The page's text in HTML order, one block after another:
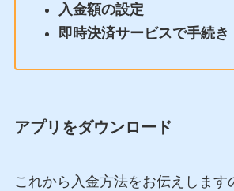
入金額の設定
即時決済サービスで手続き
アプリをダウンロード
これから入金方法をお伝えします